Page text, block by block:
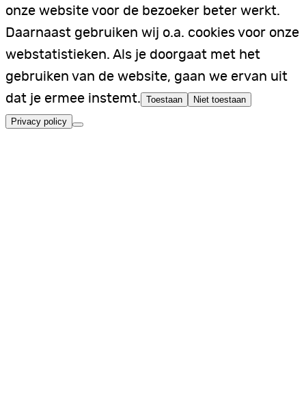
onze website voor de bezoeker beter werkt.
Daarnaast gebruiken wij o.a. cookies voor onze
webstatistieken. Als je doorgaat met het
gebruiken van de website, gaan we ervan uit
dat je ermee instemt. Toestaan Niet toestaan
Privacy policy